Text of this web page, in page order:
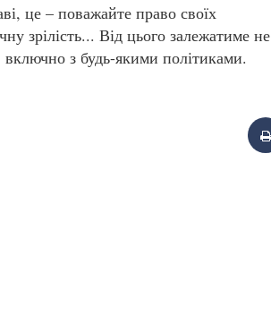
це – поважайте право своїх
зрілість... Від цього залежатиме не
включно з будь-якими політиками.